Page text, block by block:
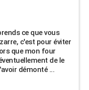
ce que vous
c'est pour éviter
que mon four
de le
démonté ...